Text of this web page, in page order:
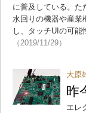
に普及している。た
水回りの機器や産業
し、タッチUIの可
（2019/11/29）
大原
昨
エレ